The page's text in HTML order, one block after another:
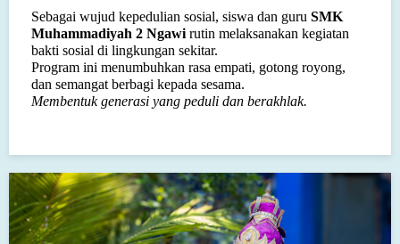
Sebagai wujud kepedulian sosial, siswa dan guru SMK
Muhammadiyah 2 Ngawi rutin melaksanakan kegiatan
bakti sosial di lingkungan sekitar.
Program ini menumbuhkan rasa empati, gotong royong,
dan semangat berbagi kepada sesama.
Membentuk generasi yang peduli dan berakhlak.